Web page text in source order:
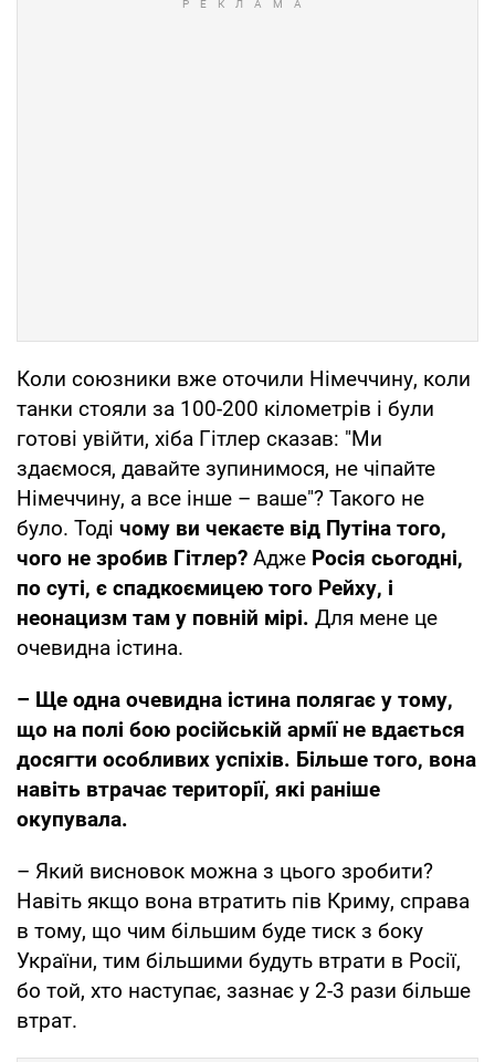
Коли союзники вже оточили Німеччину, коли
танки стояли за 100-200 кілометрів і були
готові увійти, хіба Гітлер сказав: "Ми
здаємося, давайте зупинимося, не чіпайте
Німеччину, а все інше – ваше"? Такого не
було. Тоді чому ви чекаєте від Путіна того,
чого не зробив Гітлер? Адже Росія сьогодні,
по суті, є спадкоємицею того Рейху, і
неонацизм там у повній мірі. Для мене це
очевидна істина.
– Ще одна очевидна істина полягає у тому,
що на полі бою російській армії не вдається
досягти особливих успіхів. Більше того, вона
навіть втрачає території, які раніше
окупувала.
– Який висновок можна з цього зробити?
Навіть якщо вона втратить пів Криму, справа
в тому, що чим більшим буде тиск з боку
України, тим більшими будуть втрати в Росії,
бо той, хто наступає, зазнає у 2-3 рази більше
втрат.